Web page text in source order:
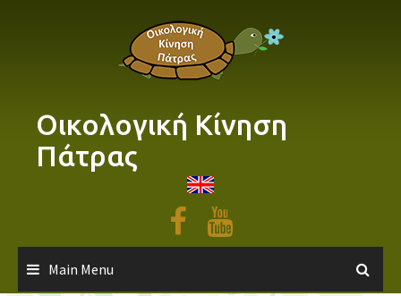
Οικολογική Κίνηση
Πάτρας
Main Menu